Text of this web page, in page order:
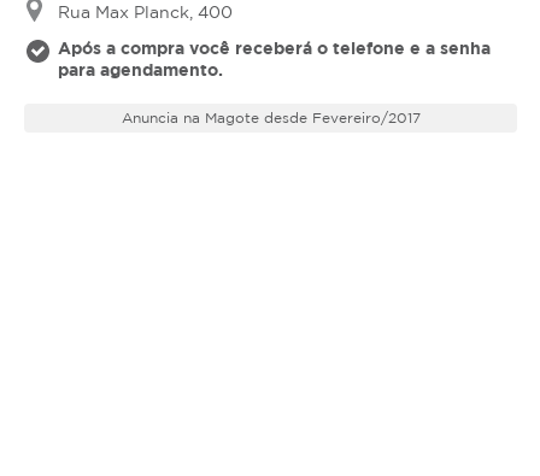
Rua Max Planck, 400
Após a compra você receberá o telefone e a senha
para agendamento.
Anuncia na Magote desde Fevereiro/2017